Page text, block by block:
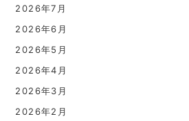
2026年7月
2026年6月
2026年5月
2026年4月
2026年3月
2026年2月